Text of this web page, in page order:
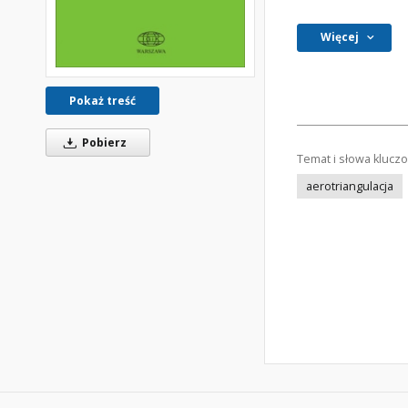
Pokaż treść
Pobierz
Więcej
Temat i słowa
aerotriangulacja